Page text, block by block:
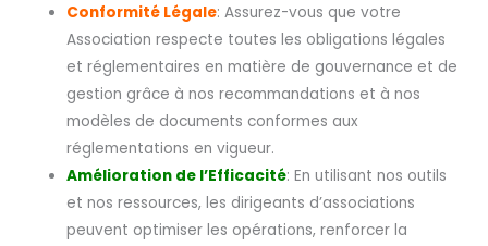
Conformité Légale: Assurez-vous que votre
Association respecte toutes les obligations légales
et réglementaires en matière de gouvernance et de
gestion grâce à nos recommandations et à nos
modèles de documents conformes aux
réglementations en vigueur.
Amélioration de l’Efficacité: En utilisant nos outils
et nos ressources, les dirigeants d’associations
peuvent optimiser les opérations, renforcer la